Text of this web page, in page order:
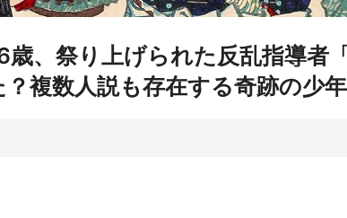
歳、祭り上げられた反乱指導者
？複数人説も存在する奇跡の少